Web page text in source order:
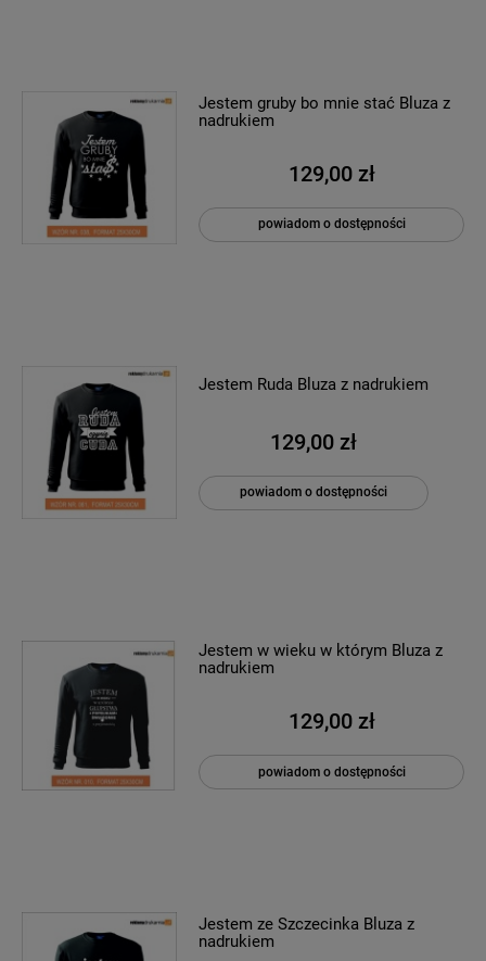
Jestem gruby bo mnie stać Bluza z
nadrukiem
129,00 zł
powiadom o dostępności
Jestem Ruda Bluza z nadrukiem
129,00 zł
powiadom o dostępności
Jestem w wieku w którym Bluza z
nadrukiem
129,00 zł
powiadom o dostępności
Jestem ze Szczecinka Bluza z
nadrukiem